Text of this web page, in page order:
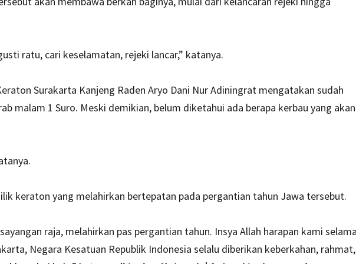
ratu, cari keselamatan, rejeki lancar,” katanya.
Surakarta Kanjeng Raden Aryo Dani Nur Adiningrat mengatakan sudah
malam 1 Suro. Meski demikian, belum diketahui ada berapa kerbau yang akan
keraton yang melahirkan bertepatan pada pergantian tahun Jawa tersebut.
raja, melahirkan pas pergantian tahun. Insya Allah harapan kami
Negara Kesatuan Republik Indonesia selalu diberikan keberkahan, rahmat,